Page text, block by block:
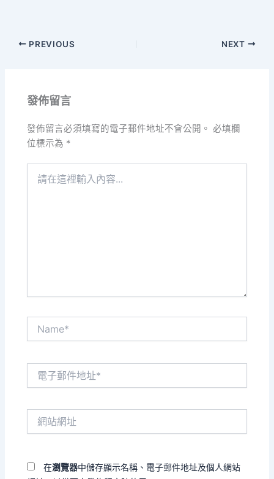
PREVIOUS NEXT
發佈留言
發佈留言必須填寫的電子郵件地址不會公開。 必填欄
位標示為 *
在瀏覽器中儲存顯示名稱、電子郵件地址及個人網站